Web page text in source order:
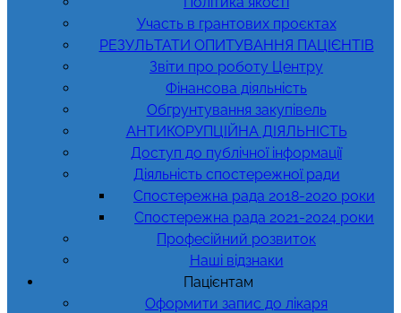
Участь в грантових проєктах
РЕЗУЛЬТАТИ ОПИТУВАННЯ ПАЦІЄНТІВ
Звіти про роботу Центру
Фінансова діяльність
Обгрунтування закупівель
АНТИКОРУПЦІЙНА ДІЯЛЬНІСТЬ
Доступ до публічної інформації
Діяльність спостережної ради
Спостережна рада 2018-2020 роки
Спостережна рада 2021-2024 роки
Професійний розвиток
Наші відзнаки
Пацієнтам
Оформити запис до лікаря